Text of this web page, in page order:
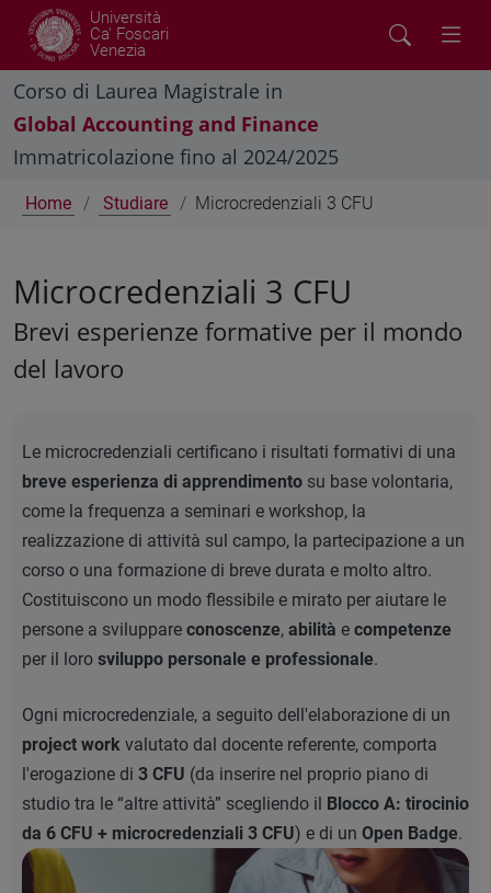
Università
Ca' Foscari
Venezia
Corso di Laurea Magistrale in
Global Accounting and Finance
Immatricolazione fino al 2024/2025
Home Studiare Microcredenziali 3 CFU
Microcredenziali 3 CFU
Brevi esperienze formative per il mondo
del lavoro
Le microcredenziali certificano i risultati formativi di una
breve esperienza di apprendimento su base volontaria,
come la frequenza a seminari e workshop, la
realizzazione di attività sul campo, la partecipazione a un
corso o una formazione di breve durata e molto altro.
Costituiscono un modo flessibile e mirato per aiutare le
persone a sviluppare conoscenze, abilità e competenze
per il loro sviluppo personale e professionale.
Ogni microcredenziale, a seguito dell'elaborazione di un
project work valutato dal docente referente, comporta
l'erogazione di 3 CFU (da inserire nel proprio piano di
studio tra le “altre attività” scegliendo il Blocco A: tirocinio
da 6 CFU + microcredenziali 3 CFU) e di un Open Badge.